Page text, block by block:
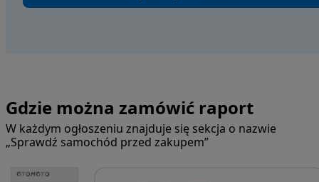
Gdzie można zamówić raport
W każdym ogłoszeniu znajduje się sekcja o nazwie
„Sprawdź samochód przed zakupem”